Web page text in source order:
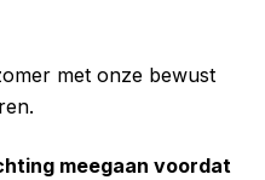
met onze bewust
meegaan voordat